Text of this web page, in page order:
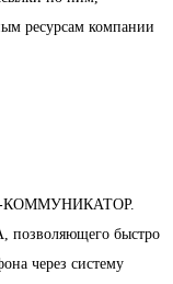
ресурсам компании
быстро
через систему